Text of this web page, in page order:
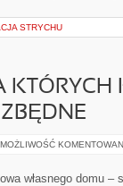
STRYCHU
KTÓRYCH
MOŻLIWOŚĆ
własnego domu